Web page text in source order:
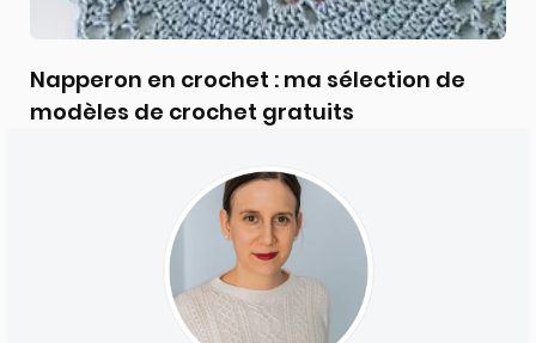
Napperon en crochet : ma sélection de
modèles de crochet gratuits